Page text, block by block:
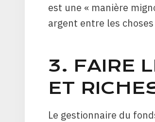
est une « manière
argent entre les
3. FAIRE
ET
Le gestionnaire du